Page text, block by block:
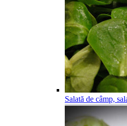
Salată de câmp,